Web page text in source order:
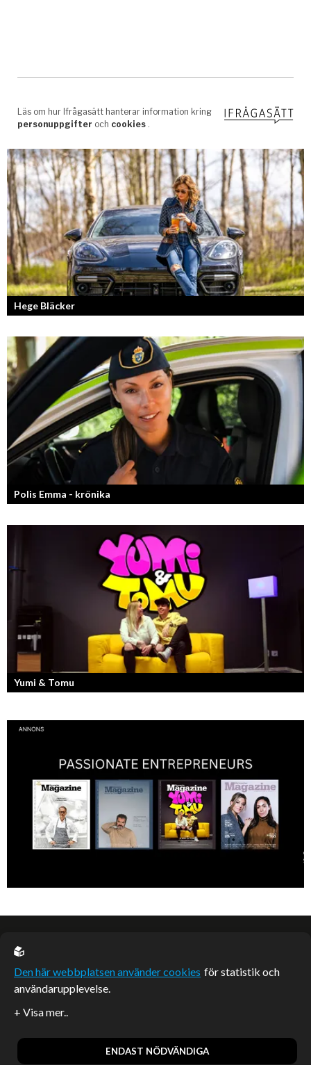
Hege Bläcker
Bilfantast, influencer och en av Lidköpings mest framgångsrika
företagare.
Polis Emma - krönika
Kan jag snälla få prata med dig igen, för du va så bra att prata med.
Yumi & Tomu
Läs mer om deras liv som YouTubers och Entreprenörer
EU casino
Artiklar publicerade på webbplatsen som inte är märkta
redaktionellt är betalda samarbeten.
Den här webbplatsen använder cookies för statistik och
användarupplevelse.
ENDAST NÖDVÄNDIGA